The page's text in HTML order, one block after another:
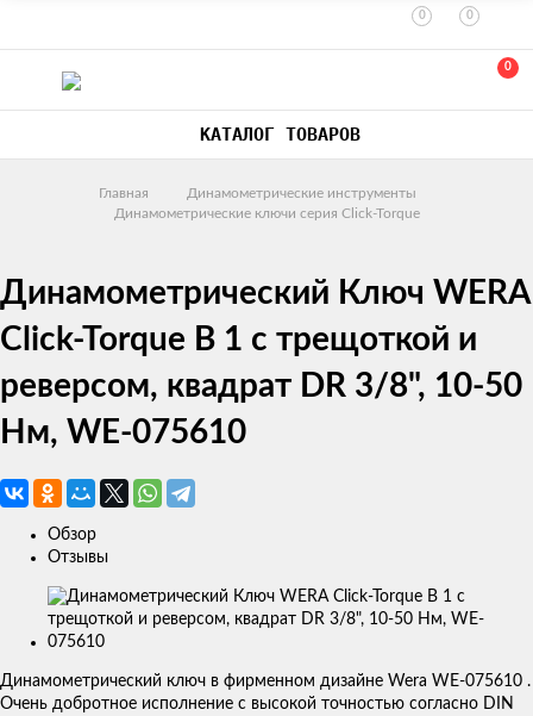
0 0
0
КАТАЛОГ ТОВАРОВ
Главная
Динамометрические инструменты
Динамометрические ключи серия Click-Torque
Динамометрический Ключ WERA
Click-Torque B 1 с трещоткой и
реверсом, квадрат DR 3/8", 10-50
Нм, WE-075610
Обзор
Отзывы
Изображения
товаров
Динамометрический ключ в фирменном дизайне Wera WE-075610 .
Очень добротное исполнение с высокой точностью согласно DIN